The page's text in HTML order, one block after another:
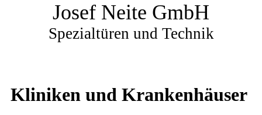
Josef Neite GmbH
Spezialtüren und Technik
Kliniken und Krankenhäuser